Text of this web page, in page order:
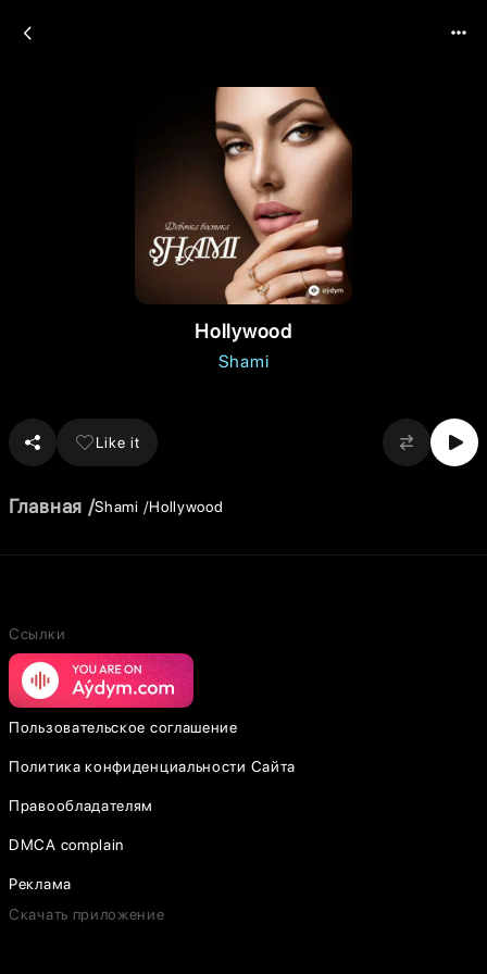
Hollywood
Shami
Like it
Главная Shami Hollywood
Ссылки
Пользовательское соглашение
Политика конфиденциальности Сайта
Правообладателям
DMCA complain
Реклама
Скачать приложение